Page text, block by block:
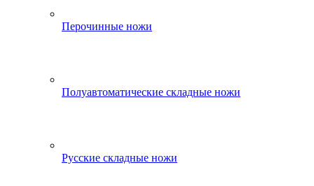
Перочинные ножи
Полуавтоматические складные ножи
Русские складные ножи